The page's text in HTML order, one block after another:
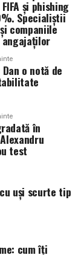
clipuri în
să
sau câștiguri
rețelele
și nivelul
unei
și ușor
comunicări
activ
până la
nu
copilului
Împarte
pahare. La
se pună un
echipa
fără să
o organizezi
vor distra,
amintiri
și phishing
Specialiștii
companiile
o notă de
în
test
uși scurte tip
cum îți